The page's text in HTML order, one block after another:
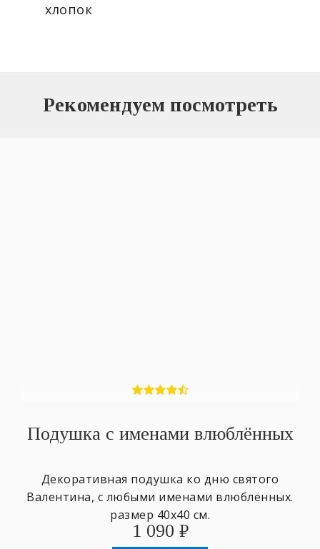
хлопок
Рекомендуем посмотреть
Подушка с именами влюблённых
Декоративная подушка ко дню святого
Валентина, с любыми именами влюблённых.
размер 40х40 см.
1 090 ₽